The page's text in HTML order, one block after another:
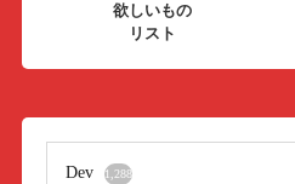
欲しいもの
リスト
Dev 1,288